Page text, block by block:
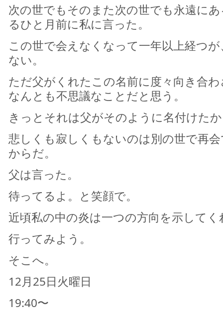
次の世でもそのまた次の世でも永遠に
るひと月前に私に言った。
この世で会えなくなって一年以上経つ
ない。
ただ父がくれたこの名前に度々向き合
なんとも不思議なことだと思う。
きっとそれは父がそのように名付けた
悲しくも寂しくもないのは別の世で再
からだ。
父は言った。
待ってるよ。と笑顔で。
近頃私の中の炎は一つの方向を示して
行ってみよう。
そこへ。
12月25日火曜日
19:40〜